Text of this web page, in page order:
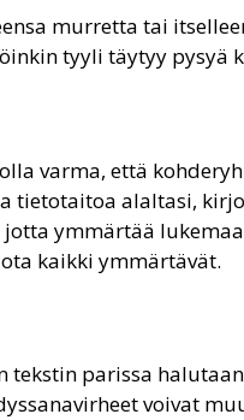
murretta tai
tyyli täytyy pysyä
varma, että
alaltasi,
ymmärtää
kaikki ymmärtävät.
parissa
voivat